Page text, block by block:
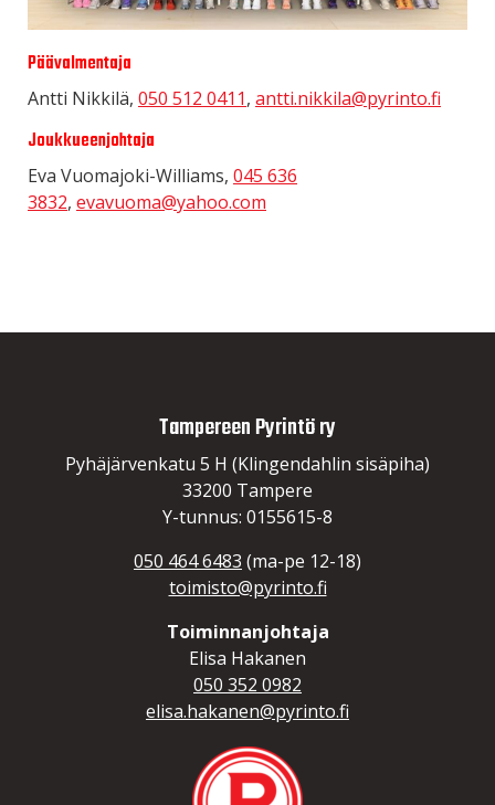
Päävalmentaja
Antti Nikkilä, 050 512 0411, antti.nikkila@pyrinto.fi
Joukkueenjohtaja
Eva Vuomajoki-Williams, 045 636
3832, evavuoma@yahoo.com
Tampereen Pyrintö ry
Pyhäjärvenkatu 5 H (Klingendahlin sisäpiha)
33200 Tampere
Y-tunnus: 0155615-8
050 464 6483 (ma-pe 12-18)
toimisto@pyrinto.fi
Toiminnanjohtaja
Elisa Hakanen
050 352 0982
elisa.hakanen@pyrinto.fi